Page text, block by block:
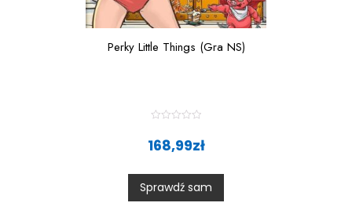
Perky Little Things (Gra NS)
0
o
u
t
168,99zł
Sprawdź sam